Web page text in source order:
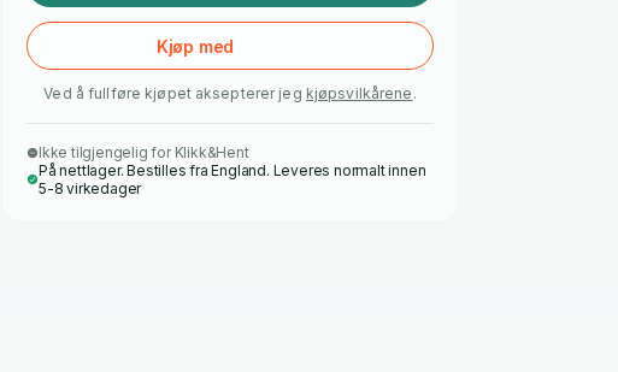
Kjøp med
Ved å fullføre kjøpet aksepterer jeg kjøpsvilkårene .
Ikke tilgjengelig for Klikk&Hent
På nettlager. Bestilles fra England. Leveres normalt innen
5-8 virkedager